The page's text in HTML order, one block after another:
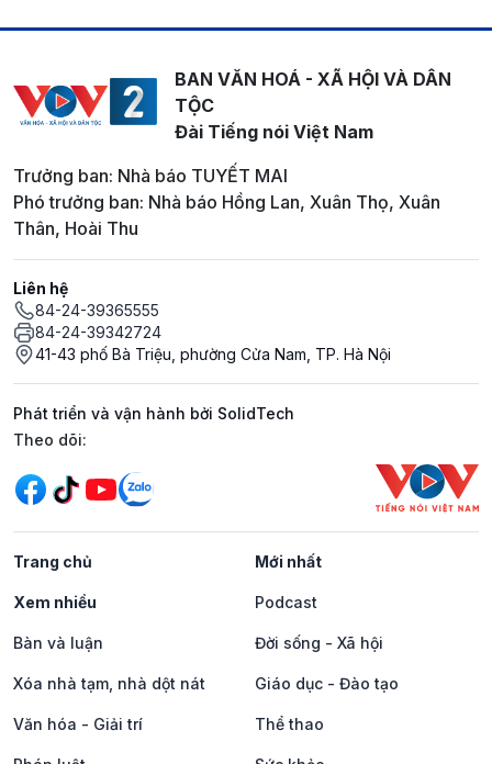
BAN VĂN HOÁ - XÃ HỘI VÀ DÂN
TỘC
Đài Tiếng nói Việt Nam
Trưởng ban: Nhà báo TUYẾT MAI
Phó trưởng ban: Nhà báo Hồng Lan, Xuân Thọ, Xuân
Thân, Hoài Thu
Liên hệ
84-24-39365555
84-24-39342724
41-43 phố Bà Triệu, phường Cửa Nam, TP. Hà Nội
Phát triển và vận hành bởi SolidTech
Mạng xã hội
Theo dõi:
Trang chủ Mới nhất
Xem nhiều Podcast
Bàn và luận Đời sống - Xã hội
Xóa nhà tạm, nhà dột nát Giáo dục - Đào tạo
Văn hóa - Giải trí Thể thao